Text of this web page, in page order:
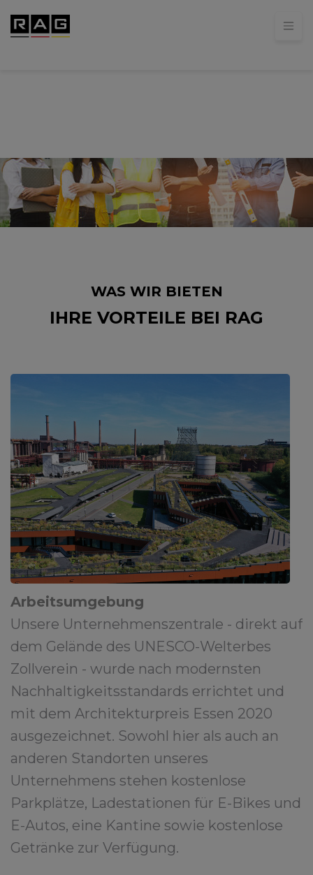
WAS WIR BIETEN
IHRE VORTEILE BEI RAG
Arbeitsumgebung
Unsere Unternehmenszentrale - direkt auf
dem Gelände des UNESCO-Welterbes
Zollverein - wurde nach modernsten
Nachhaltigkeitsstandards errichtet und
mit dem Architekturpreis Essen 2020
ausgezeichnet. Sowohl hier als auch an
anderen Standorten unseres
Unternehmens stehen kostenlose
Parkplätze, Ladestationen für E-Bikes und
E-Autos, eine Kantine sowie kostenlose
Getränke zur Verfügung.